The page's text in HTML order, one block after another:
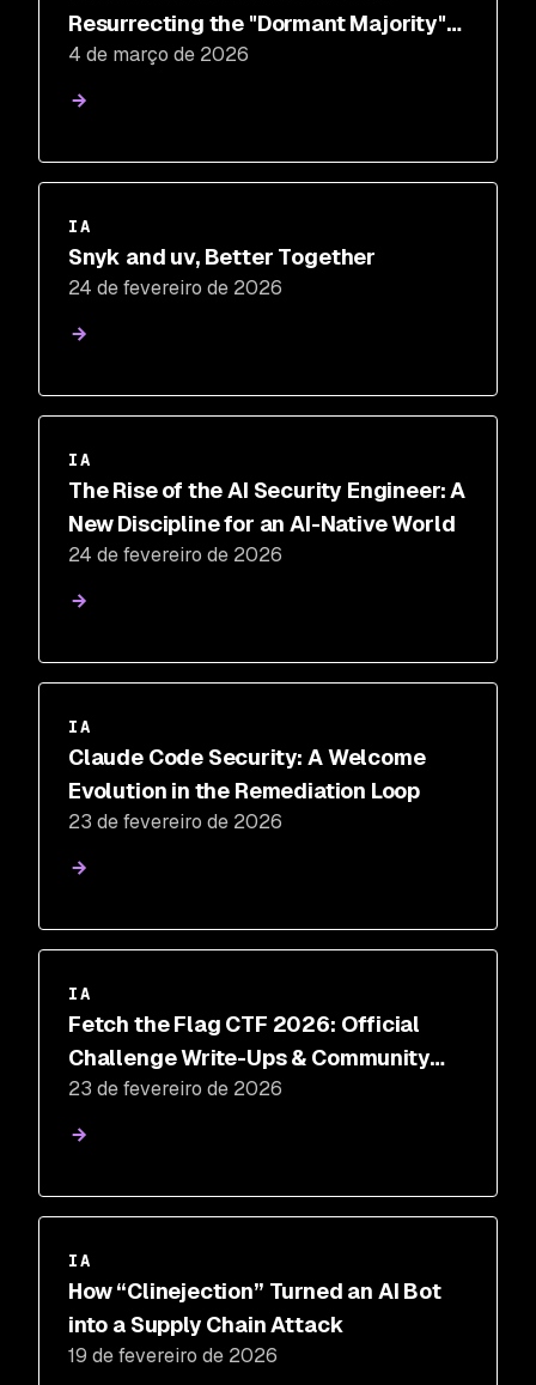
Resurrecting the "Dormant Majority"
of Open Source
4 de março de 2026
IA
Snyk and uv, Better Together
24 de fevereiro de 2026
IA
The Rise of the AI Security Engineer: A
New Discipline for an AI-Native World
24 de fevereiro de 2026
IA
Claude Code Security: A Welcome
Evolution in the Remediation Loop
23 de fevereiro de 2026
IA
Fetch the Flag CTF 2026: Official
Challenge Write-Ups & Community
Highlights
23 de fevereiro de 2026
IA
How “Clinejection” Turned an AI Bot
into a Supply Chain Attack
19 de fevereiro de 2026